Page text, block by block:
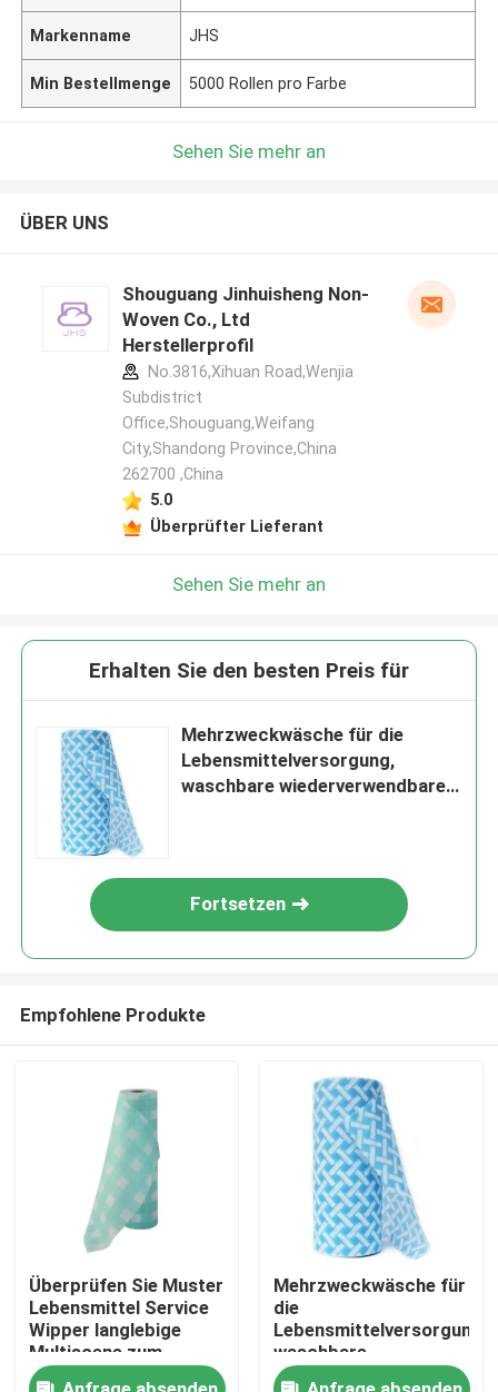
Zu Hause
Produkte
Über uns
Markenname JHS
Min Bestellmenge 5000 Rollen pro Farbe
Sehen Sie mehr an
ÜBER UNS
Shouguang Jinhuisheng Non-
Woven Co., Ltd
Herstellerprofil
No.3816,Xihuan Road,Wenjia
Subdistrict
Office,Shouguang,Weifang
City,Shandong Province,China
262700 ,China
5.0
Überprüfter Lieferant
Sehen Sie mehr an
Erhalten Sie den besten Preis für
Mehrzweckwäsche für die
Lebensmittelversorgung,
waschbare wiederverwendbare
Fortsetzen
Empfohlene Produkte
Überprüfen Sie Muster
Lebensmittel Service
Wipper langlebige
Multiscene zum
Reinigen
Mehrzweckwäsche für
die
Lebensmittelversorgung,
waschbare
wiederverwendbare